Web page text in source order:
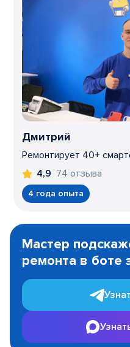
Дмитрий
Ремонтирует 40+
4,9 74 отзыва
4 года опыта
1
Мастер
ремонта в боте